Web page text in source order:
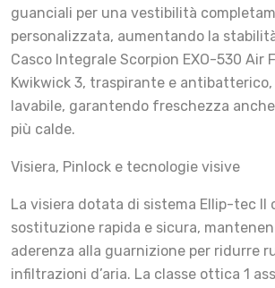
guanciali per una vestibilità
personalizzata, aumentando la
Casco Integrale Scorpion EXO-530 Air
Kwikwick 3, traspirante e antibatterico,
lavabile, garantendo freschezza
più calde.
Visiera, Pinlock e tecnologie visive
La visiera dotata di sistema Ellip-tec II
sostituzione rapida e sicura,
aderenza alla guarnizione per ridurre
infiltrazioni d’aria. La classe ottica 1